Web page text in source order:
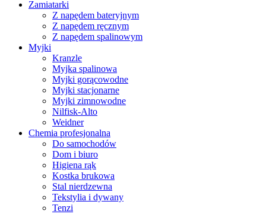
Zamiatarki
Z napędem bateryjnym
Z napędem ręcznym
Z napędem spalinowym
Myjki
Kranzle
Myjka spalinowa
Myjki gorącowodne
Myjki stacjonarne
Myjki zimnowodne
Nilfisk-Alto
Weidner
Chemia profesjonalna
Do samochodów
Dom i biuro
Higiena rąk
Kostka brukowa
Stal nierdzewna
Tekstylia i dywany
Tenzi